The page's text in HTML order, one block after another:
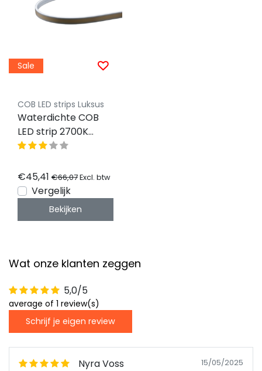
Sale
COB LED strips Luksus
Waterdichte COB
LED strip 2700K
extra warm wit 9W
24VDC IP68 - 5
meter
€45,41 €66,07Excl. btw
Vergelijk
Bekijken
Wat onze klanten zeggen
5,0/5
average of 1 review(s)
Schrijf je eigen review
Nyra Voss 15/05/2025